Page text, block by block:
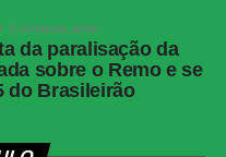
(18ª rodada)
(domingo), às 16h (de
2 semanas atrás
da paralisação da
sobre o Remo e se
do Brasileirão